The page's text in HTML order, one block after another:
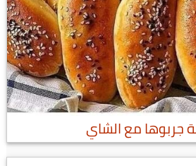
جربوها مع الشاي